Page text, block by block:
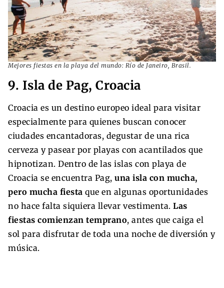
Mejores fiestas en la playa del mundo: Río de Janeiro, Brasil.
9. Isla de Pag, Croacia
Croacia es un destino europeo ideal para visitar
especialmente para quienes buscan conocer
ciudades encantadoras, degustar de una rica
cerveza y pasear por playas con acantilados que
hipnotizan. Dentro de las islas con playa de
Croacia se encuentra Pag, una isla con mucha,
pero mucha fiesta que en algunas oportunidades
no hace falta siquiera llevar vestimenta. Las
fiestas comienzan temprano, antes que caiga el
sol para disfrutar de toda una noche de diversión y
música.